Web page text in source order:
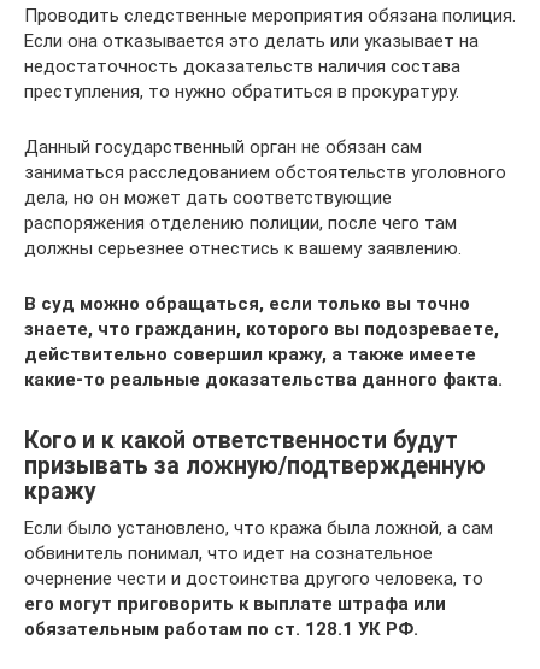
Проводить следственные мероприятия обязана полиция.
Если она отказывается это делать или указывает на
недостаточность доказательств наличия состава
преступления, то нужно обратиться в прокуратуру.
Данный государственный орган не обязан сам
заниматься расследованием обстоятельств уголовного
дела, но он может дать соответствующие
распоряжения отделению полиции, после чего там
должны серьезнее отнестись к вашему заявлению.
В суд можно обращаться, если только вы точно
знаете, что гражданин, которого вы подозреваете,
действительно совершил кражу, а также имеете
какие-то реальные доказательства данного факта.
Кого и к какой ответственности будут
призывать за ложную/подтвержденную
кражу
Если было установлено, что кража была ложной, а сам
обвинитель понимал, что идет на сознательное
очернение чести и достоинства другого человека, то
его могут приговорить к выплате штрафа или
обязательным работам по ст. 128.1 УК РФ.